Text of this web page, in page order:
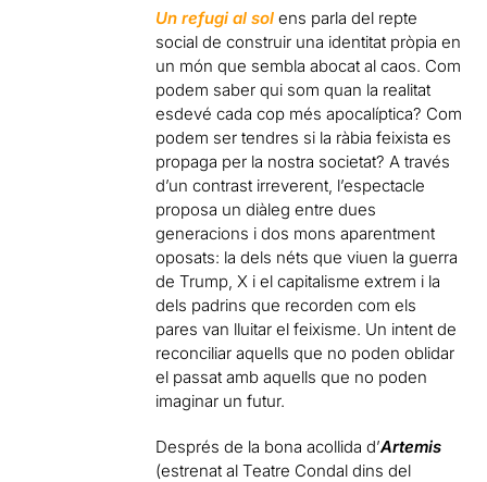
Un refugi al solens parla del repte
social de construir una identitat pròpia en
un món que sembla abocat al caos. Com
podem saber qui som quan la realitat
esdevé cada cop més apocalíptica? Com
podem ser tendres si la ràbia feixista es
propaga per la nostra societat? A través
d’un contrast irreverent, l’espectacle
proposa un diàleg entre dues
generacions i dos mons aparentment
oposats: la dels néts que viuen la guerra
de Trump, X i el capitalisme extrem i la
dels padrins que recorden com els
pares van lluitar el feixisme. Un intent de
reconciliar aquells que no poden oblidar
el passat amb aquells que no poden
imaginar un futur.
Després de la bona acollida d’Artemis
(estrenat al Teatre Condal dins del